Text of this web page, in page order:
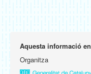
Aquesta informació
Organitza